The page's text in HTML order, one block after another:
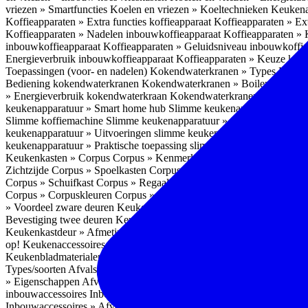
vriezen » Smartfuncties Koelen en vriezen » Koeltechnieken
Koffieapparaten » Extra functies koffieapparaat Koffieapparaten »
Koffieapparaten » Nadelen inbouwkoffieapparaat Koffieapparaten »
inbouwkoffieapparaat Koffieapparaten » Geluidsniveau
Energieverbruik inbouwkoffieapparaat Koffieapparaten » Keuze
Toepassingen (voor- en nadelen) Kokendwaterkranen » Types
Bediening kokendwaterkranen Kokendwaterkranen » Boilers
» Energieverbruik kokendwaterkraan Kokendwaterkranen »
keukenapparatuur » Smart home hub Slimme keukenapparatuur »
Slimme koffiemachine Slimme keukenapparatuur » Slimme stekker
keukenapparatuur » Uitvoeringen slimme keukenapparatuur
keukenapparatuur » Praktische toepassing slimme keukenapparatuur
Keukenkasten » Corpus Corpus » Kenmerken
Zichtzijde Corpus » Spoelkasten Corpus » Soorten keukenkasten
Corpus » Schuifkast Corpus » Regaalkast
Corpus » Corpuskleuren Corpus » Corpus in kleur
» Voordeel zware deuren Keukenkasten » Kastindeling
Bevestiging twee deuren Keukenkastdeur » Vaatwasserdeur
Keukenkastdeur » Afmetingen
op! KeukenaccessoiresKeukenaccessoires » Achterwanden
Keukenbladmaterialen als achterwand
Types/soorten Afvalsystemen » Installatie
» Eigenschappen Afvalsystemen » Inhoud
inbouwaccessoires Inbouwaccessoires » Bestek- en ladeindelingen